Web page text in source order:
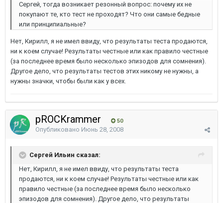
Сергей, тогда возникает резонный вопрос: почему их не
покупают те, кто тест не проходят? Что они самые бедные
или принципиальные?
Нет, Кирилл, я не имел ввиду, что результаты теста продаются,
ни к коем случае! Результаты честные или как правило честные
(за последнее время было несколько эпизодов для сомнения).
Другое дело, что результаты тестов этих никому не нужны, а
нужны значки, чтобы были как у всех.
pROCKrammer 50
Опубликовано Июнь 28, 2008
Сергей Ильин сказал:
Нет, Кирилл, я не имел ввиду, что результаты теста
продаются, ни к коем случае! Результаты честные или как
правило честные (за последнее время было несколько
эпизодов для сомнения). Другое дело, что результаты